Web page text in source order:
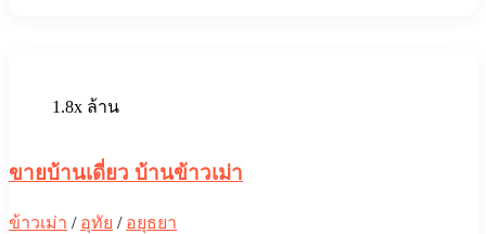
1.8x ล้าน
ขายบ้านเดี่ยว บ้านข้าวเม่า
ข้าวเม่า / อุทัย / อยุธยา